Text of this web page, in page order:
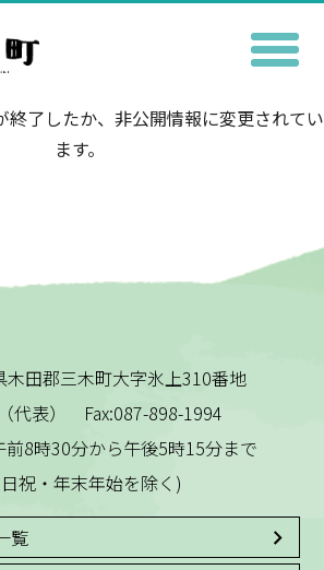
終了したか、非公開情報に変更されてい
ます。
木田郡三木町大字氷上310番地
代表） Fax:087-898-1994
前8時30分から午後5時15分まで
祝・年末年始を除く)
覧